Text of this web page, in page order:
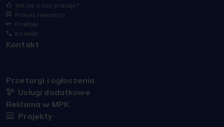
Jak się u nas pracuje?
Proces rekrutacji
Praktyki
Kontakt
Kontakt
Przetargi i ogłoszenia
Usługi dodatkowe
Reklama w MPK
Projekty